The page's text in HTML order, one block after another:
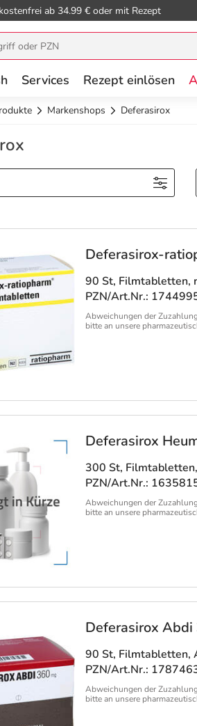
ab 34.99 € oder mit Rezept
Services Rezept einlösen
Markenshops Deferasirox
Deferasirox-
90 St, Filmtabletten,
PZN/Art.Nr.:
Abweichungen der
bitte an unsere
Deferasirox
300 St, Filmtabletten
PZN/Art.Nr.:
Abweichungen der
bitte an unsere
Deferasirox
90 St, Filmtabletten,
PZN/Art.Nr.:
Abweichungen der
bitte an unsere